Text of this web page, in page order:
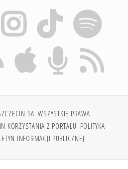
SA. WSZYSTKIE PRAWA
KORZYSTANIA Z PORTALU POLITYKA
INFORMACJI PUBLICZNEJ